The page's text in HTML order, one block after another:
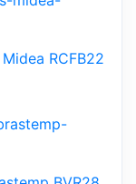
RCFB22